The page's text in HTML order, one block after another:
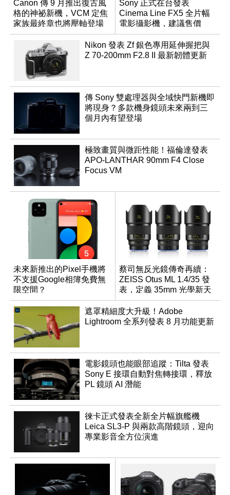
Canon 傳 9 月推出復古風
格的神祕新機，VCM 定焦
家族最終章也將壓軸登場
Sony 正式在台發表
Cinema Line FX5 全片幅
電影攝影機，建議售價
NT$144,980
Nikon 發表 Zf 銀色專用延伸握把與
Z 70-200mm F2.8 II 最新韌體更新
傳 Sony 雙處理器與全域快門新機即
將現身？多款機身鏡頭未來兩到三
個月內有望登場
極致畫質與微距性能！福倫達發表
APO-LANTHAR 90mm F4 Close
Focus VM
未來新推出的Pixel手機將
不支援Google相簿免費無
限空間？
蔡司無反光鏡傳奇再續：
ZEISS Otus ML 1.4/35 發
表，定義 35mm 光學新天
花板
遮罩精細度大升級！Adobe
Lightroom 全系列發表 8 月功能更新
電影鏡頭也能眼部追蹤：Tilta 發表
Sony E 接環自動對焦轉接環，釋放
PL 鏡頭 AI 潛能
徠卡正式發表全新全片幅旗艦機
Leica SL3-P 與兩款高階鏡頭，迎向
專業影音全方位演進